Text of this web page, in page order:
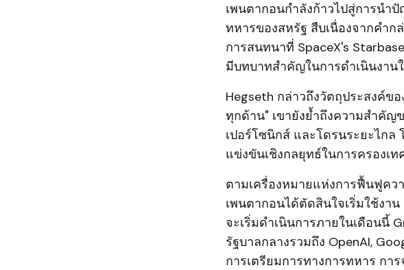
เพนตากอนกำลังก้าวไปสู่การนำ
ทหารของสหรัฐ สืบเนื่องจากคำก
การสนทนาที่ SpaceX's
มีบทบาทสำคัญในการดำเนินงาน
Hegseth กล่าวถึงวัตถุประสงค์ข
ทุกด้าน" เขายังย้ำถึงความสำคัญ
เปอร์โซนิกส์ และโดรนระยะไกล
แข่งขันเชิงกลยุทธ์ในการครองเ
ตามเครื่องหมายแห่งการฟื้นฟูคว
เพนตากอนได้ตัดสินใจเริ่มใช้งา
จะเริ่มดำเนินการภายในเดือนนี้
รัฐบาลกลางรวมถึง OpenAI,
การเตรียมการทางการทหาร กา